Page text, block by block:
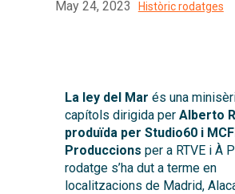
La ley del Mar és una
capítols dirigida perAlberto
produïda per Studio60 i
Produccions per a RTVE i À
rodatge s’ha dut a terme en
localitzacions de Madrid,